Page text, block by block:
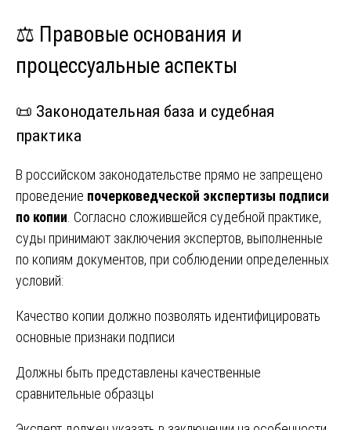
⚖️ Правовые основания и
процессуальные аспекты
📜 Законодательная база и судебная
практика
В российском законодательстве прямо не запрещено
проведение почерковедческой экспертизы подписи
по копии. Согласно сложившейся судебной практике,
суды принимают заключения экспертов, выполненные
по копиям документов, при соблюдении определенных
условий:
Качество копии должно позволять идентифицировать
основные признаки подписи
Должны быть представлены качественные
сравнительные образцы